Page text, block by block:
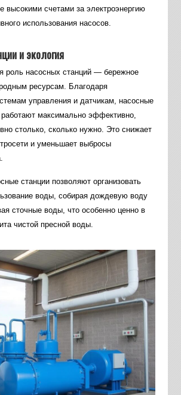
высокими счетами за электроэнергию
использования насосов.
и экология
роль насосных станций — бережное
ресурсам. Благодаря
управления и датчикам, насосные
работают максимально эффективно,
столько, сколько нужно. Это снижает
и уменьшает выбросы
станции позволяют организовать
воды, собирая дождевую воду
сточные воды, что особенно ценно в
чистой пресной воды.